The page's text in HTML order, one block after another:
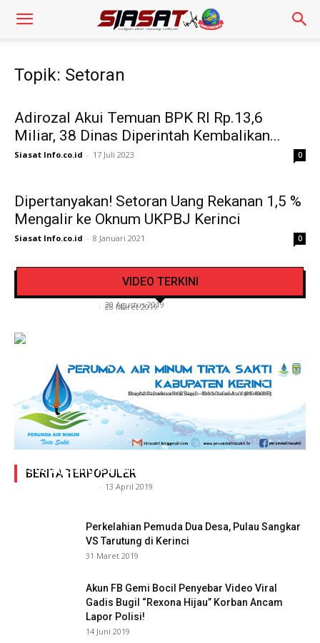
Topik: Setoran
Adirozal Akui Temuan BPK RI Rp.13,6
Miliar, 38 Dinas Diperintah Kembalikan...
Siasat Info.co.id - 17 Juli 2023 0
Dipertanyakan! Setoran Uang Rekanan 1,5 %
Mengalir ke Oknum UKPBJ Kerinci
Siasat Info.co.id - 8 Januari 2021 0
VIDEO TERKINI
Video Detik Evakuasi Jasad Iglesias di Gunung
- 20 Agustus 2019
Lantas Polres Kerinci Beri Pengendara Segelas
- 28 Maret 2019
BERITA TERPOPULER
Adegan Ranjang Dua Kadis, Perhubungan Vs
Sosial, Sang Istri Miliki Bukti Video Mesum Hot
- 13 April 2019
Perkelahian Pemuda Dua Desa, Pulau Sangkar
VS Tarutung di Kerinci
31 Maret 2019
Akun FB Gemi Bocil Penyebar Video Viral
Gadis Bugil “Rexona Hijau” Korban Ancam
Lapor Polisi!
14 Juni 2019